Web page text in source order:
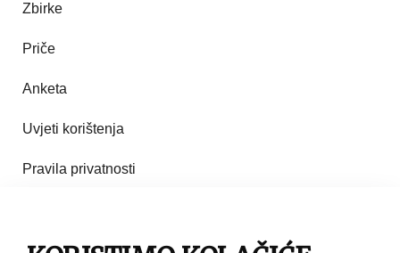
Zbirke
Priče
Anketa
Uvjeti korištenja
Pravila privatnosti
Pravila korištenja